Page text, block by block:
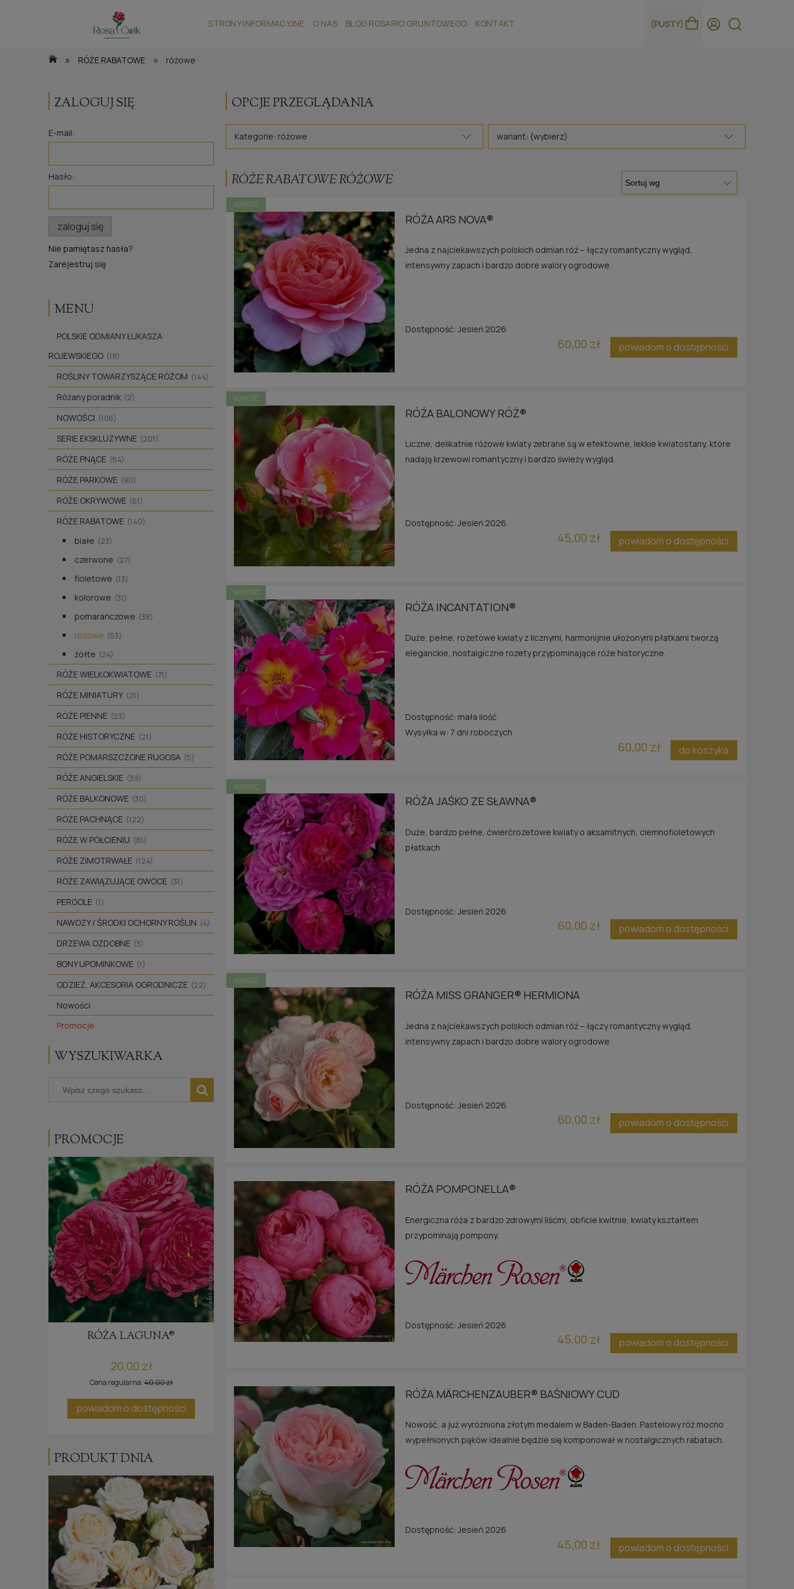
(PUSTY)
STRONY INFORMACYJNE O NAS BLOG ROSARIO GRUNTOWEGO KONTAKT
» RÓŻE RABATOWE » różowe
ZALOGUJ SIĘ
E-mail:
Hasło:
zaloguj się
Nie pamiętasz hasła?
Zarejestruj się
MENU
POLSKIE ODMIANY ŁUKASZA
ROJEWSKIEGO (18)
ROŚLINY TOWARZYSZĄCE RÓŻOM (144)
Różany poradnik (2)
NOWOŚCI (106)
SERIE EKSKLUZYWNE (201)
RÓŻE PNĄCE (54)
RÓŻE PARKOWE (90)
RÓŻE OKRYWOWE (61)
RÓŻE RABATOWE (140)
białe (23)
czerwone (27)
fioletowe (13)
kolorowe (31)
pomarańczowe (38)
różowe (53)
żółte (24)
RÓŻE WIELKOKWIATOWE (71)
RÓŻE MINIATURY (21)
RÓŻE PIENNE (23)
RÓŻE HISTORYCZNE (21)
RÓŻE POMARSZCZONE RUGOSA (5)
RÓŻE ANGIELSKIE (39)
RÓŻE BALKONOWE (30)
RÓŻE PACHNĄCE (122)
RÓŻE W PÓŁCIENIU (81)
RÓŻE ZIMOTRWAŁE (124)
RÓŻE ZAWIĄZUJĄCE OWOCE (31)
PERGOLE (1)
NAWOZY / ŚRODKI OCHORNY ROŚLIN (4)
DRZEWA OZDOBNE (3)
BONY UPOMINKOWE (1)
ODZIEŻ, AKCESORIA OGRODNICZE (22)
Nowości
Promocje
WYSZUKIWARKA
PROMOCJE
RÓŻA LAGUNA®
20,00 zł
Cena regularna:40,00 zł
powiadom o dostępności
RÓŻA ROSARIUM
Cena regularna:40,00 zł
powiadom o dostępności
RÓŻA GRÄFIN ELKE ZU
Cena regularna:
PRODUKT DNIA
OPCJE PRZEGLĄDANIA
Kategorie: różowe wariant: (wybierz)
RÓŻE RABATOWE RÓŻOWE
RÓŻA ARS NOVA®
Jedna z najciekawszych polskich odmian róż – łączy romantyczny wygląd,
intensywny zapach i bardzo dobre walory ogrodowe.
Dostępność: Jesień 2026
60,00 zł powiadom o dostępności
NOWOŚĆ
RÓŻA BALONOWY RÓŻ®
Liczne, delikatnie różowe kwiaty zebrane są w efektowne, lekkie kwiatostany, które
nadają krzewowi romantyczny i bardzo świeży wygląd.
Dostępność: Jesień 2026
45,00 zł powiadom o dostępności
NOWOŚĆ
RÓŻA INCANTATION®
Duże, pełne, rozetowe kwiaty z licznymi, harmonijnie ułożonymi płatkami tworzą
eleganckie, nostalgiczne rozety przypominające róże historyczne.
Dostępność: mała ilość
Wysyłka w: 7 dni roboczych
60,00 zł do koszyka
NOWOŚĆ
RÓŻA JAŚKO ZE SŁAWNA®
Duże, bardzo pełne, ćwierćrozetowe kwiaty o aksamitnych, ciemnofioletowych
płatkach
Dostępność: Jesień 2026
60,00 zł powiadom o dostępności
NOWOŚĆ
RÓŻA MISS GRANGER® HERMIONA
Jedna z najciekawszych polskich odmian róż – łączy romantyczny wygląd,
intensywny zapach i bardzo dobre walory ogrodowe.
Dostępność: Jesień 2026
60,00 zł powiadom o dostępności
NOWOŚĆ
RÓŻA POMPONELLA®
Energiczna róża z bardzo zdrowymi liśćmi, obficie kwitnie, kwiaty kształtem
przypominają pompony.
Dostępność: Jesień 2026
45,00 zł powiadom o dostępności
RÓŻA MÄRCHENZAUBER® BAŚNIOWY CUD
Nowość, a już wyróżniona złotym medalem w Baden-Baden. Pastelowy róż mocno
wypełnionych pąków idealnie będzie się komponował w nostalgicznych rabatach.
Dostępność: Jesień 2026
45,00 zł powiadom o dostępności